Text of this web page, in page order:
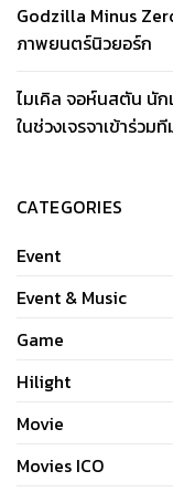
Godzilla Minus
ภาพยนตร์นิวยอร์ก
ไมเคิล จอห์นสตัน นัก
ในช่วงเจรจาเข้าร่ว
CATEGORIES
Event
Event & Music
Game
Hilight
Movie
Movies ICO